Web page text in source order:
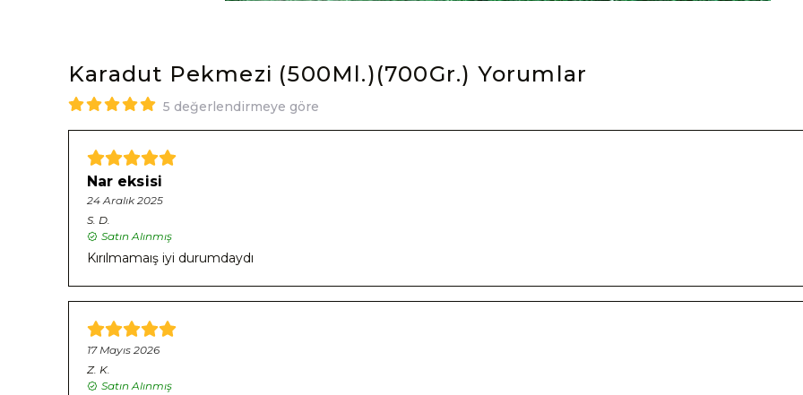
Karadut Pekmezi (500Ml.)(700Gr.) Yorumlar
5 değerlendirmeye göre
Nar eksisi
24 Aralık 2025
S. D.
Satın Alınmış
Kırılmamaış iyi durumdaydı
17 Mayıs 2026
Z. K.
Satın Alınmış